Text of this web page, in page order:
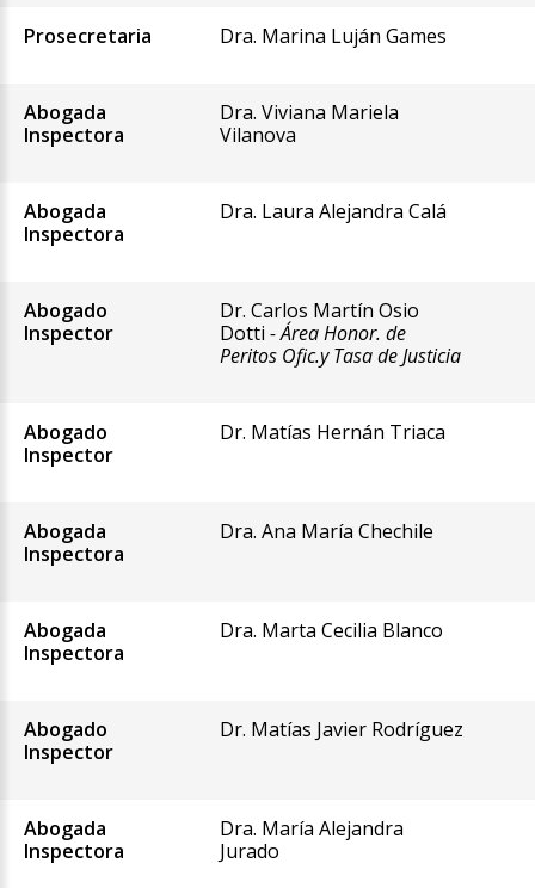
Prosecretaria Dra. Marina Luján Games
Abogada
Inspectora
Dra. Viviana Mariela
Vilanova
Abogada
Inspectora
Dra. Laura Alejandra Calá
Abogado
Inspector
Dr. Carlos Martín Osio
Dotti - Área Honor. de
Peritos Ofic.y Tasa de Justicia
Abogado
Inspector
Dr. Matías Hernán Triaca
Abogada
Inspectora
Dra. Ana María Chechile
Abogada
Inspectora
Dra. Marta Cecilia Blanco
Abogado
Inspector
Dr. Matías Javier Rodríguez
Abogada
Inspectora
Dra. María Alejandra
Jurado